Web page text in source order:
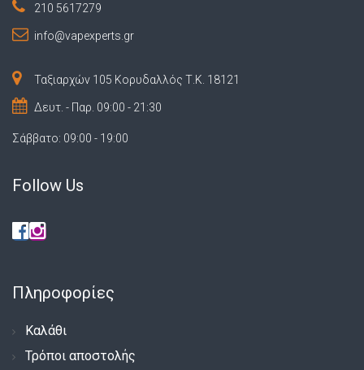
210 5617279
info@vapexperts.gr
Ταξιαρχών 105 Κορυδαλλός Τ.Κ. 18121
Δευτ. - Παρ. 09:00 - 21:30
Σάββατο: 09:00 - 19:00
Follow Us
Πληροφορίες
Καλάθι
Τρόποι αποστολής